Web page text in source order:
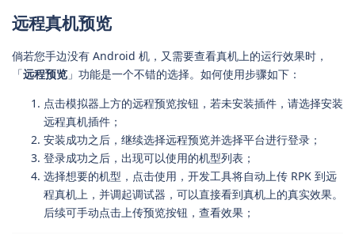
远程真机预览
倘若您手边没有 Android 机，又需要查看真机上的运行效果时，
「远程预览 」功能是一个不错的选择。如何使用步骤如下：
点击模拟器上方的远程预览按钮，若未安装插件，请选择安装
远程真机插件；
安装成功之后，继续选择远程预览并选择平台进行登录；
登录成功之后，出现可以使用的机型列表；
选择想要的机型，点击使用，开发工具将自动上传 RPK 到远
程真机上，并调起调试器，可以直接看到真机上的真实效果。
后续可手动点击上传预览按钮，查看效果；